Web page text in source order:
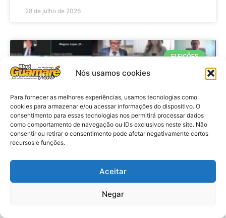
Nós usamos cookies
Para fornecer as melhores experiências, usamos tecnologias como
cookies para armazenar e/ou acessar informações do dispositivo. O
consentimento para essas tecnologias nos permitirá processar dados
como comportamento de navegação ou IDs exclusivos neste site. Não
consentir ou retirar o consentimento pode afetar negativamente certos
recursos e funções.
Aceitar
Negar
28 de julho de 2026
ELEIÇÕES
Eleições 2026: procuradores e
promotores eleitorais realizam
reunião de alinhamento no RN